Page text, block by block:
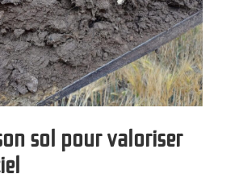
sol pour valoriser